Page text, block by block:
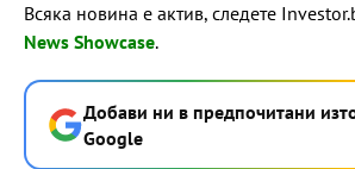
Всяка новина е актив, следете
News Showcase.
Добави ни в предпочитани
Google